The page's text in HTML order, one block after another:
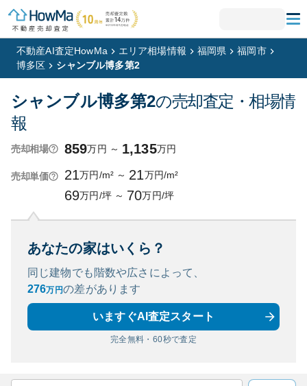
不動産AI査定HowMa エリア相場情報 福岡県
福岡市
博多区
シャンブル博多第2
シャンブル博多第2の売却査定・相場情
報
売却相場 859万円 ～ 1,135万円
売却単価 21万円/m² ～ 21万円/m²
69万円/坪 ～ 70万円/坪
あなたの家はいくら？
同じ建物でも階数や広さによって、
276万円の差があります
いますぐAI査定スタート
完全無料・60秒で査定